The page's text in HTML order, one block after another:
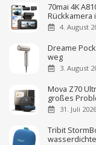
70mai 4K
Rückkamera
4. August
Dreame
weg
3. August
Mova Z70
großes
31. Juli 2026
Tribit